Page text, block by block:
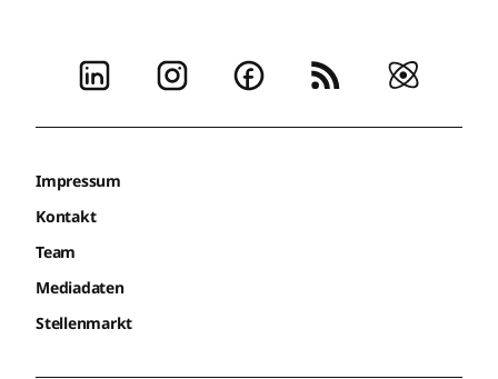
Impressum
Kontakt
Team
Mediadaten
Stellenmarkt